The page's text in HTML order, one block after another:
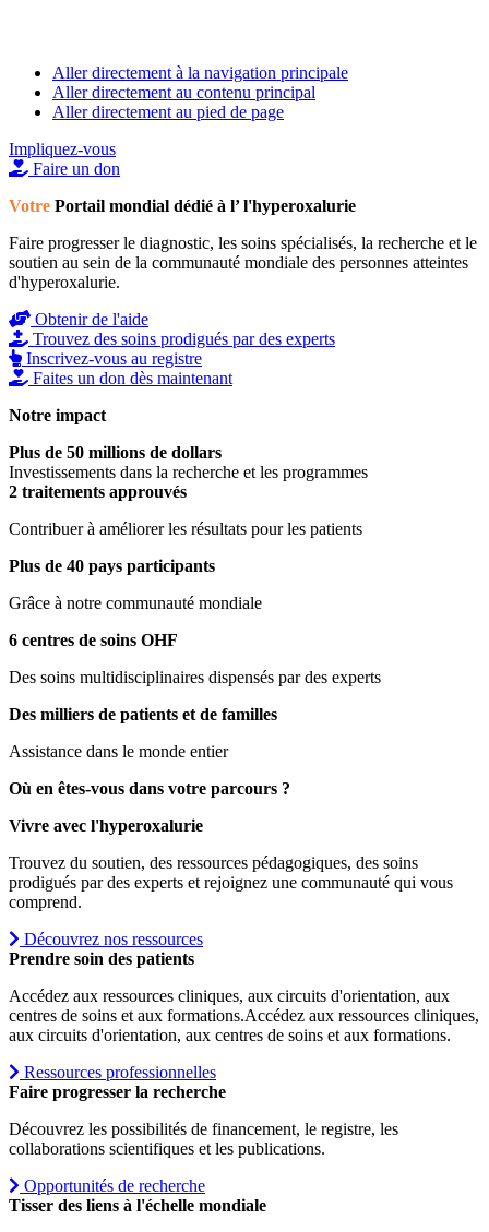
Aller directement à la navigation principale
Aller directement au contenu principal
Aller directement au pied de page
Impliquez-vous
Faire un don
Votre Portail mondial dédié à l’l'hyperoxalurie
Faire progresser le diagnostic, les soins spécialisés, la recherche et le
soutien au sein de la communauté mondiale des personnes atteintes
d'hyperoxalurie.
Obtenir de l'aide
Trouvez des soins prodigués par des experts
Inscrivez-vous au registre
Faites un don dès maintenant
Notre impact
Plus de 50 millions de dollars
Investissements dans la recherche et les programmes
2 traitements approuvés
Contribuer à améliorer les résultats pour les patients
Plus de 40 pays participants
Grâce à notre communauté mondiale
6 centres de soins OHF
Des soins multidisciplinaires dispensés par des experts
Des milliers de patients et de familles
Assistance dans le monde entier
Où en êtes-vous dans votre parcours ?
Vivre avec l'hyperoxalurie
Trouvez du soutien, des ressources pédagogiques, des soins
prodigués par des experts et rejoignez une communauté qui vous
comprend.
Découvrez nos ressources
Prendre soin des patients
Accédez aux ressources cliniques, aux circuits d'orientation, aux
centres de soins et aux formations.Accédez aux ressources cliniques,
aux circuits d'orientation, aux centres de soins et aux formations.
Ressources professionnelles
Faire progresser la recherche
Découvrez les possibilités de financement, le registre, les
collaborations scientifiques et les publications.
Opportunités de recherche
Tisser des liens à l'échelle mondiale